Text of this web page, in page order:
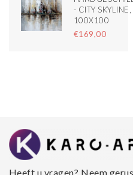
- CITY SKYLINE,
100X100
€169,00
Heeft u vragen? Neem